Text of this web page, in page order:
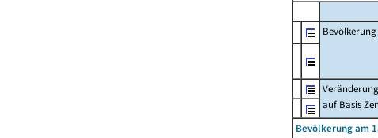
Bevölkerung
auf Basis
Bevölkerung am